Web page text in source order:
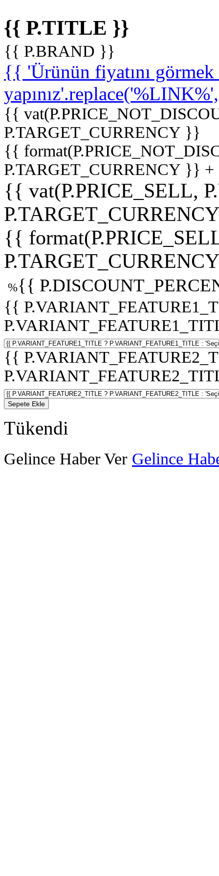
{{ P.TITLE }}
{{ P.BRAND }}
{{ 'Ürünün fiyatını
{{
P.TARGET_CURRENCY }}
{{
P.TARGET_CURRENCY }}
{{ vat(P.PRICE_SELL,
{{
%{{
{{
{{
Sepete Ekle
Tükendi
Gelince Haber Ver Gelince